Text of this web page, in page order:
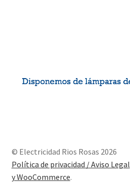
© Electricidad Rios Rosas 2026
Política de privacidad / Aviso Legal
y WooCommerce.